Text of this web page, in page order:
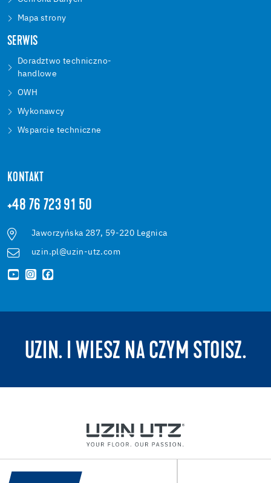
Mapa strony
SERWIS
Doradztwo techniczno-
handlowe
OWH
Wykonawcy
Wsparcie techniczne
KONTAKT
+48 76 723 91 50
Jaworzyńska 287, 59-220 Legnica
uzin.pl@uzin-utz.com
UZIN. I WIESZ NA CZYM STOISZ.